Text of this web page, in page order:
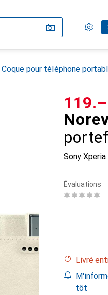
Listes
Listes
Panier
Coque pour téléphone
Sony Xperia
CHF
119.–
Évaluations
Livré
tôt